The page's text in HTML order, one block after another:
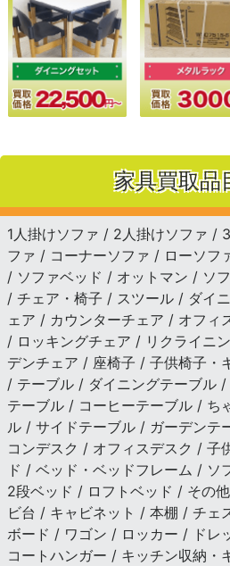
家具買取品
1人掛けソファ / 2人掛けソファ /
ファ / コーナーソファ / ローソフ
/ ソファベッド / オットマン / ソ
/ チェア・椅子 / スツール / ダイ
ェア / カウンターチェア / オフィ
/ ロッキングチェア / リクライニ
デンチェア / 座椅子 / 子供椅子・
/ テーブル / ダイニングテーブル
テーブル / コーヒーテーブル / ち
ル / サイドテーブル / ガーデンテ
コンデスク / オフィスデスク / 子
ド / ベッド・ベッドフレーム /
2段ベッド / ロフトベッド / その
ビ台 / キャビネット / 本棚 / チェ
ボード / ワゴン / ロッカー / ドレ
コートハンガー / キッチン収納